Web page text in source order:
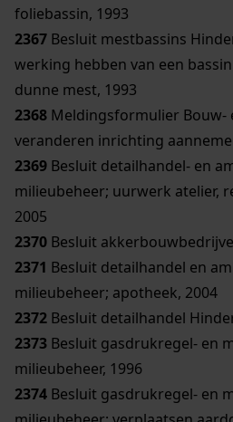
foliebassin, 1993
2367 Besluit mestbassins
werking hebben van een
dunne mest, 1993
2368 Meldingsformulier Bouw-
veranderen inrichting
2369 Besluit detailhandel- en
milieubeheer; uurwerk atelier,
2005
2370 Besluit
2371 Besluit detailhandel en
milieubeheer; apotheek, 2004
2372 Besluit detailhandel
2373 Besluit gasdrukregel- en
milieubeheer, 1996
2374 Besluit gasdrukregel- en